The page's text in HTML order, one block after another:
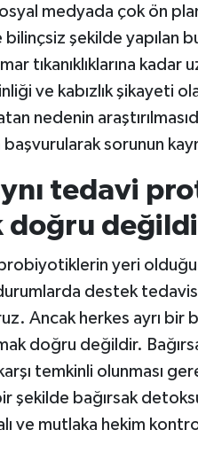
medyada çok ön
şekilde yapılan
tıkanıklıklarına kadar
ve kabızlık şikayeti
nedenin
başvurularak sorunun
tedavi
doğru
probiyotiklerin yeri
destek
Ancak herkes ayrı bir
doğru değildir.
temkinli olunması
şekilde bağırsak
ve mutlaka hekim